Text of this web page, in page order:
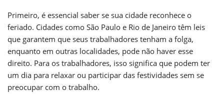
Primeiro, é essencial saber se sua cidade reconhece o
feriado. Cidades como São Paulo e Rio de Janeiro têm leis
que garantem que seus trabalhadores tenham a folga,
enquanto em outras localidades, pode não haver esse
direito. Para os trabalhadores, isso significa que podem ter
um dia para relaxar ou participar das festividades sem se
preocupar com o trabalho.